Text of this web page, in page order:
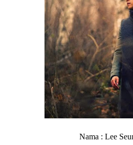
Nama : Lee